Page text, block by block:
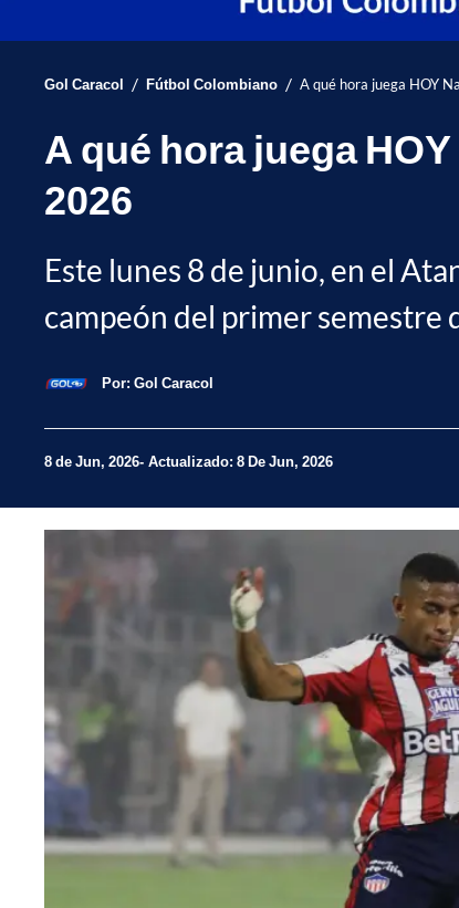
Gol Caracol / Fútbol Colombiano / A qué hora juega HOY
A qué hora juega
2026
Este lunes 8 de junio, en el
campeón del primer
Por: Gol Caracol
8 de Jun, 2026 Actualizado: 8 De Jun, 2026